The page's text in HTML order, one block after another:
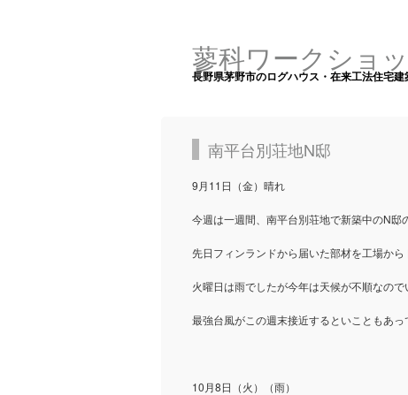
蓼科ワークショ
長野県茅野市のログハウス・在来工法住宅建
南平台別荘地N邸
9月11日（金）晴れ
今週は一週間、南平台別荘地で新築中のN邸
先日フィンランドから届いた部材を工場か
火曜日は雨でしたが今年は天候が不順なの
最強台風がこの週末接近するといこともあっ
10月8日（火）（雨）